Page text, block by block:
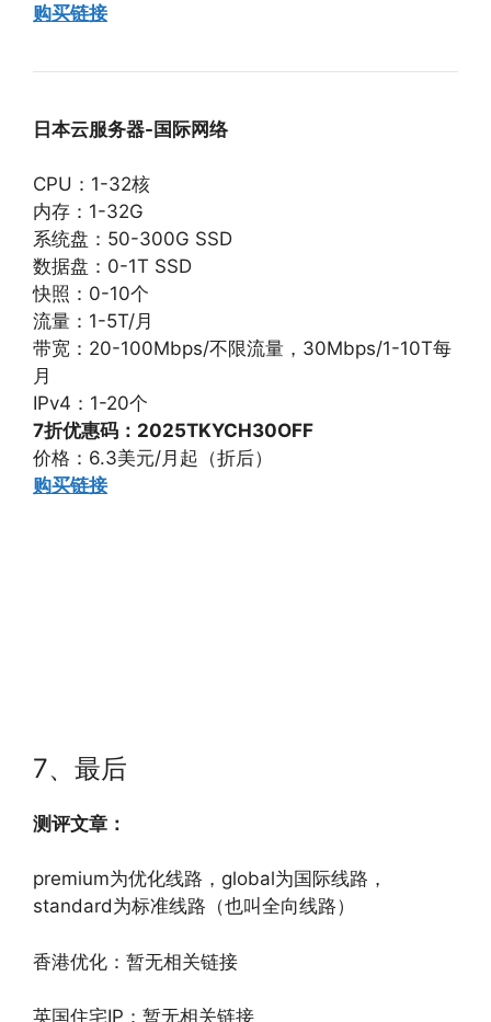
购买链接
日本云服务器-国际网络
CPU：1-32核
内存：1-32G
系统盘：50-300G SSD
数据盘：0-1T SSD
快照：0-10个
流量：1-5T/月
带宽：20-100Mbps/不限流量，30Mbps/1-10T每
月
IPv4：1-20个
7折优惠码：2025TKYCH30OFF
价格：6.3美元/月起（折后）
购买链接
7、最后
测评文章：
premium为优化线路，global为国际线路，
standard为标准线路（也叫全向线路）
香港优化：暂无相关链接
英国住宅IP：暂无相关链接